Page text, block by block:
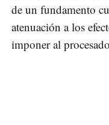
de un fundamento
atenuación a los
imponer al